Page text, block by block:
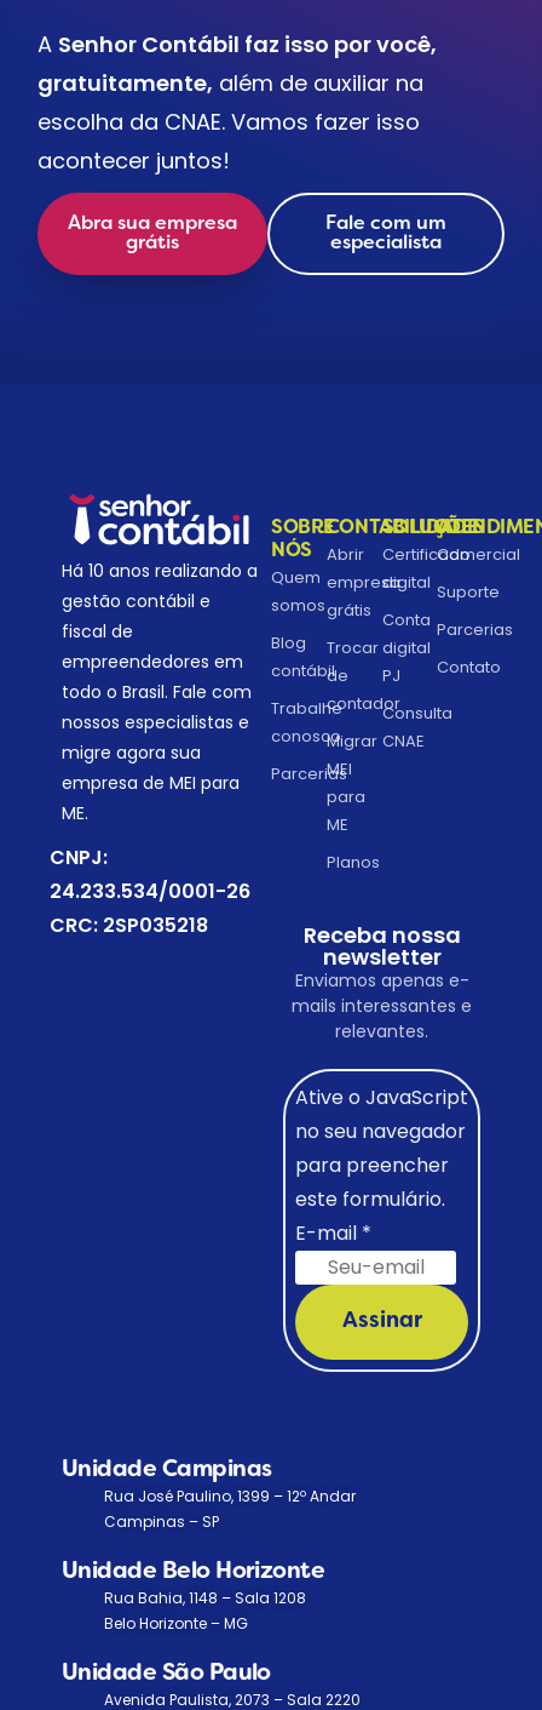
A Senhor Contábil faz isso por você,
gratuitamente, além de auxiliar na
escolha da CNAE. Vamos fazer isso
acontecer juntos!
Abra sua empresa
grátis
Fale com um
especialista
Há 10 anos realizando a
gestão contábil e
fiscal de
empreendedores em
todo o Brasil. Fale com
nossos especialistas e
migre agora sua
empresa de MEI para
ME.
CNPJ:
24.233.534/0001-26
CRC: 2SP035218
SOBRE
NÓS
Quem
somos
Blog
contábil
Trabalhe
conosco
Parcerias
CONTABILIDADE
Abrir
empresa
grátis
Trocar
de
contador
Migrar
MEI
para
ME
Planos
SOLUÇÕES
Certificado
digital
Conta
digital
PJ
Consulta
CNAE
Comercial
Suporte
Parcerias
Contato
Receba nossa
newsletter
Enviamos apenas e-
mails interessantes e
relevantes.
Ative o JavaScript
no seu navegador
para preencher
este formulário.
E-mail *
Assinar
Unidade Campinas
Rua José Paulino, 1399 – 12º Andar
Campinas – SP
Unidade Belo Horizonte
Rua Bahia, 1148 – Sala 1208
Belo Horizonte – MG
Unidade São Paulo
Avenida Paulista, 2073 – Sala 2220